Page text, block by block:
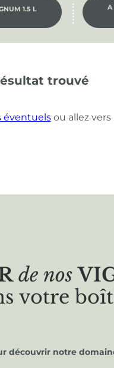
1.5 L
A
trouvé
éventuelsou allez vers
de nos
votre
découvrir notre